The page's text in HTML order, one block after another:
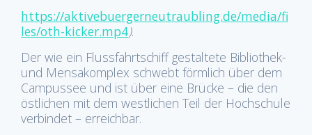
https://aktivebuergerneutraubling.de/media/fi
les/oth-kicker.mp4).
Der wie ein Flussfahrtschiff gestaltete Bibliothek-
und Mensakomplex schwebt förmlich über dem
Campussee und ist über eine Brücke – die den
östlichen mit dem westlichen Teil der Hochschule
verbindet – erreichbar.